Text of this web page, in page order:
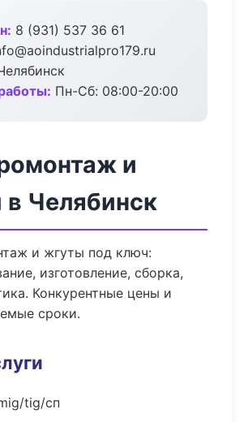
8 (931) 537 36 61
Пн-Сб: 08:00-20:00
и
Челябинск
и жгуты под ключ:
изготовление, сборка,
Конкурентные цены и
сроки.
tig/сп